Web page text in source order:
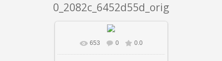
0_2082c_6452d55d_orig
В реальном размере
653 0 0.0